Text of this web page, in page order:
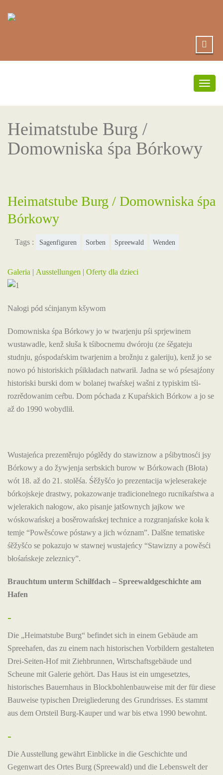
Heimatstube Burg /
Domowniska śpa Bórkowy
Heimatstube Burg / Domowniska śpa
Bórkowy
Tags : Sagenfiguren Sorben Spreewald Wenden
Galeria | Ausstellungen | Oferty dla dzieci
Nałogi pód sćinjanym kšywom
Domowniska śpa Bórkowy jo w twarjenju pśi sprjewinem
wustawadle, kenž słuša k tśibocnemu dwóroju (ze śěgateju
studnju, góspodaŕskim twarjenim a brožnju z galeriju), kenž jo se
nowo pó historiskich pśikładach natwarił. Jadna se wó pśesajźony
historiski burski dom w bolanej twaŕskej wašni z typiskim tśi-
rozrědowanim ceŕbu. Dom póchada z Kupaŕskich Bórkow a jo se
až do 1990 wobydlił.
Wustajeńca prezentěrujo póglědy do stawiznow a pśibytnosći jsy
Bórkowy a do žywjenja serbskich burow w Bórkowach (Błota)
wót 18. až do 21. stolěśa. Śěžyšćo jo prezentacija wjeleserakeje
bórkojskeje drastwy, pokazowanje tradicionelnego rucnikaŕstwa a
wjelerakich nałogow, ako pisanje jatšownych jajkow we
wóskowańskej a bosěrowańskej technice a rozgranjańske koła k
temje “Powěsćowe póstawy a jich wóznam”. Dalšne tematiske
śěžyšćo se pokazujo w stawnej wustajeńcy “Stawizny a powěsći
błośańskeje zeleznicy”.
Brauchtum unterm Schilfdach – Spreewaldgeschichte am
Hafen
-
Die „Heimatstube Burg“ befindet sich in einem Gebäude am
Spreehafen, das zu einem nach historischen Vorbildern gestalteten
Drei-Seiten-Hof mit Ziehbrunnen, Wirtschaftsgebäude und
Scheune mit Galerie gehört. Das Haus ist ein umgesetztes,
historisches Bauernhaus in Blockbohlenbauweise mit der für diese
Bauweise typischen Dreigliederung des Grundrisses. Es stammt
aus dem Ortsteil Burg-Kauper und war bis etwa 1990 bewohnt.
-
Die Ausstellung gewährt Einblicke in die Geschichte und
Gegenwart des Ortes Burg (Spreewald) und die Lebenswelt der